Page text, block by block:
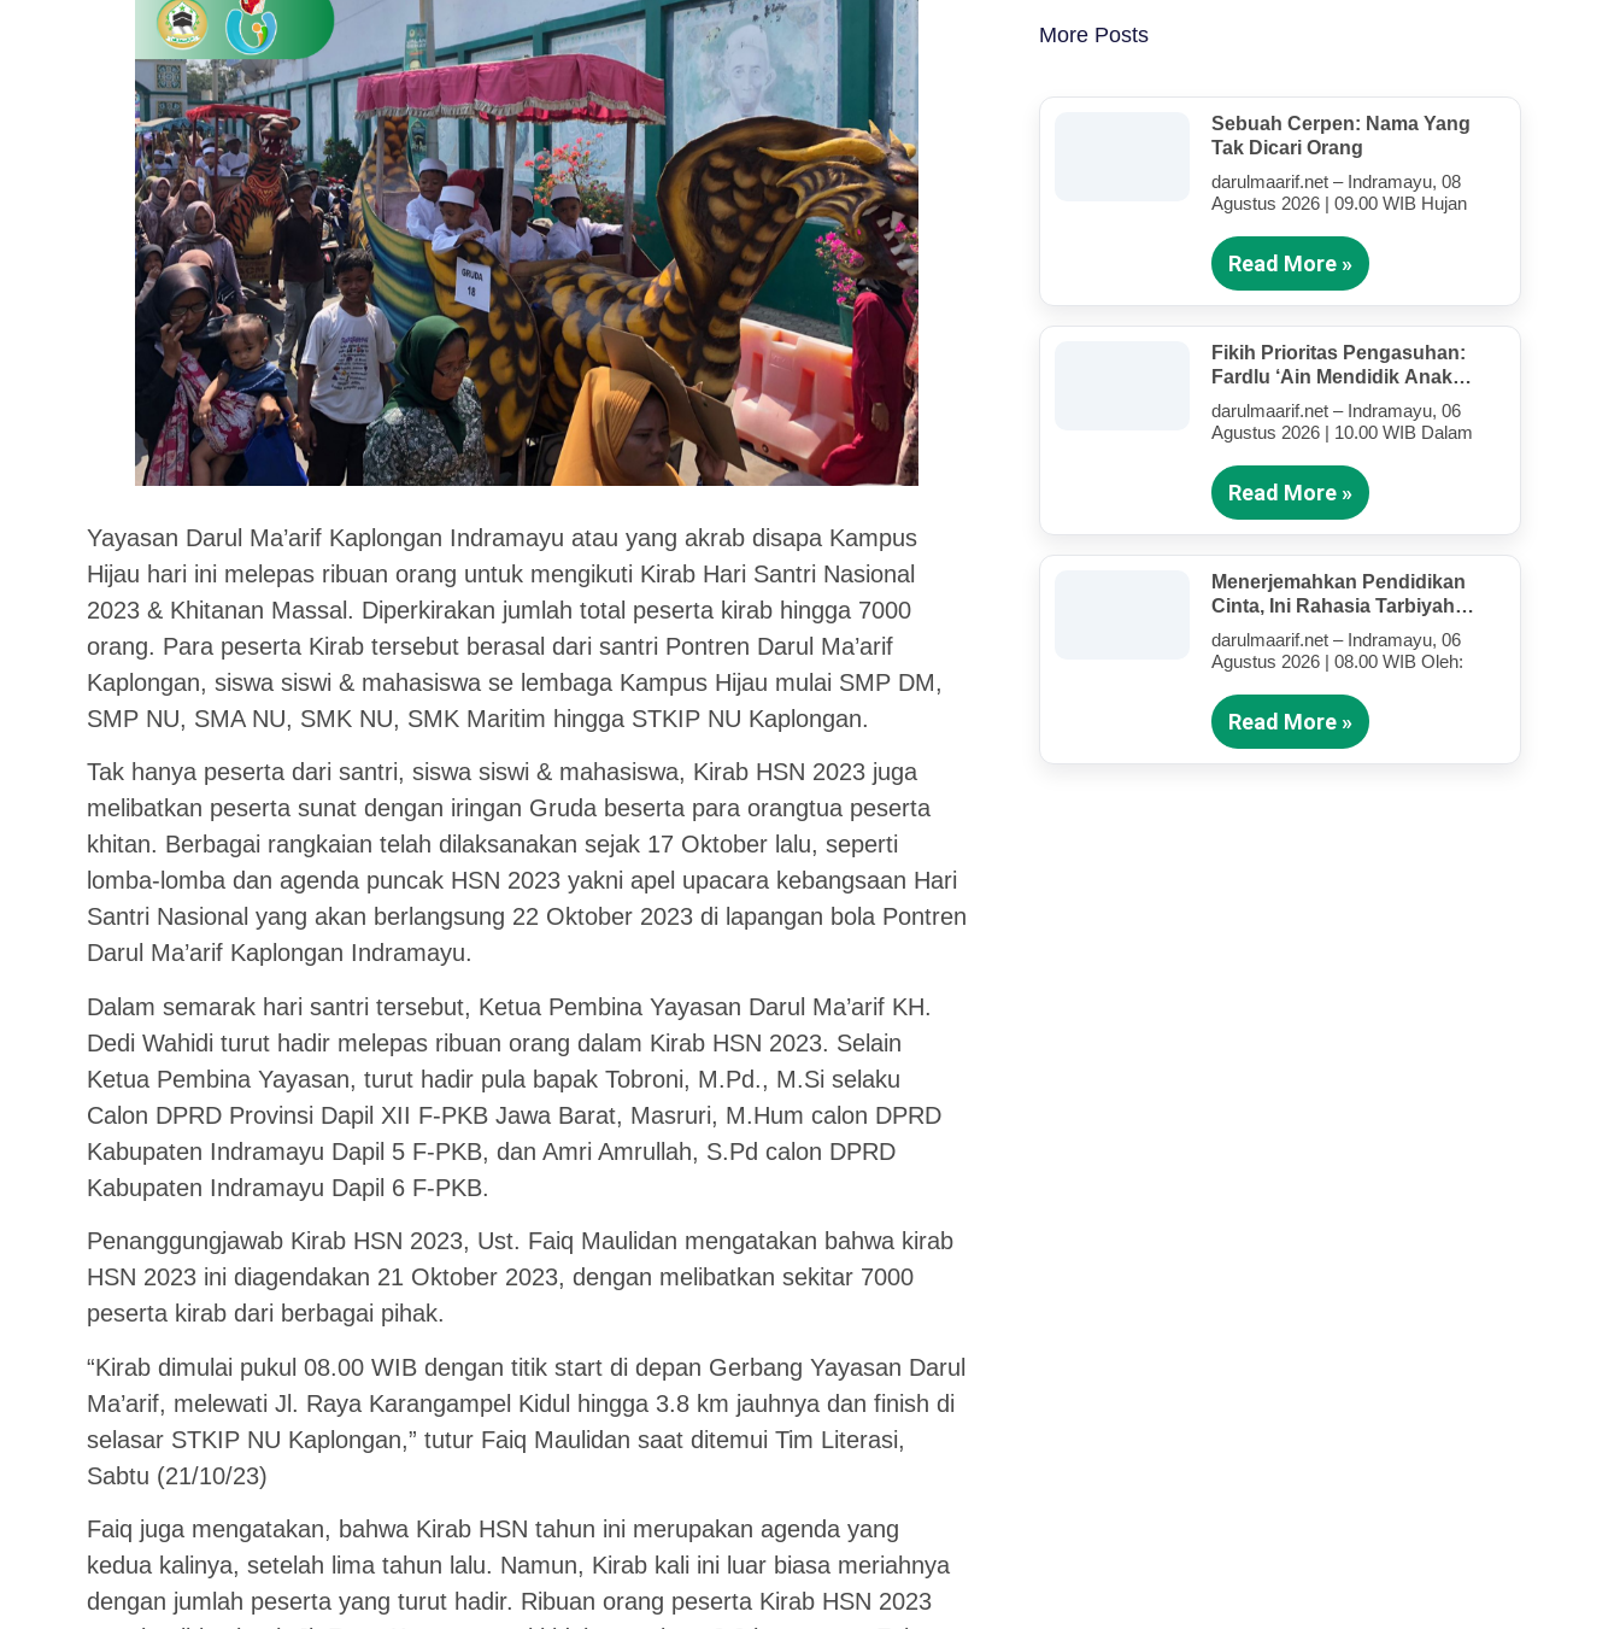
Yayasan Darul Ma’arif Kaplongan Indramayu atau yang akrab disapa Kampus
Hijau hari ini melepas ribuan orang untuk mengikuti Kirab Hari Santri Nasional
2023 & Khitanan Massal. Diperkirakan jumlah total peserta kirab hingga 7000
orang. Para peserta Kirab tersebut berasal dari santri Pontren Darul Ma’arif
Kaplongan, siswa siswi & mahasiswa se lembaga Kampus Hijau mulai SMP DM,
SMP NU, SMA NU, SMK NU, SMK Maritim hingga STKIP NU Kaplongan.
Tak hanya peserta dari santri, siswa siswi & mahasiswa, Kirab HSN 2023 juga
melibatkan peserta sunat dengan iringan Gruda beserta para orangtua peserta
khitan. Berbagai rangkaian telah dilaksanakan sejak 17 Oktober lalu, seperti
lomba-lomba dan agenda puncak HSN 2023 yakni apel upacara kebangsaan Hari
Santri Nasional yang akan berlangsung 22 Oktober 2023 di lapangan bola Pontren
Darul Ma’arif Kaplongan Indramayu.
Dalam semarak hari santri tersebut, Ketua Pembina Yayasan Darul Ma’arif KH.
Dedi Wahidi turut hadir melepas ribuan orang dalam Kirab HSN 2023. Selain
Ketua Pembina Yayasan, turut hadir pula bapak Tobroni, M.Pd., M.Si selaku
Calon DPRD Provinsi Dapil XII F-PKB Jawa Barat, Masruri, M.Hum calon DPRD
Kabupaten Indramayu Dapil 5 F-PKB, dan Amri Amrullah, S.Pd calon DPRD
Kabupaten Indramayu Dapil 6 F-PKB.
Penanggungjawab Kirab HSN 2023, Ust. Faiq Maulidan mengatakan bahwa kirab
HSN 2023 ini diagendakan 21 Oktober 2023, dengan melibatkan sekitar 7000
peserta kirab dari berbagai pihak.
“Kirab dimulai pukul 08.00 WIB dengan titik start di depan Gerbang Yayasan Darul
Ma’arif, melewati Jl. Raya Karangampel Kidul hingga 3.8 km jauhnya dan finish di
selasar STKIP NU Kaplongan,” tutur Faiq Maulidan saat ditemui Tim Literasi,
Sabtu (21/10/23)
Faiq juga mengatakan, bahwa Kirab HSN tahun ini merupakan agenda yang
kedua kalinya, setelah lima tahun lalu. Namun, Kirab kali ini luar biasa meriahnya
dengan jumlah peserta yang turut hadir. Ribuan orang peserta Kirab HSN 2023
More Posts
Sebuah Cerpen: Nama Yang
Tak Dicari Orang
darulmaarif.net – Indramayu, 08
Agustus 2026 | 09.00 WIB Hujan
Read More »
Fikih Prioritas Pengasuhan:
Fardlu ‘Ain Mendidik Anak
Kandung Di Tengah Kesibukan
Mengajar
darulmaarif.net – Indramayu, 06
Agustus 2026 | 10.00 WIB Dalam
Read More »
Menerjemahkan Pendidikan
Cinta, Ini Rahasia Tarbiyah
Rosululloh SAW Bagi Anak-
Anak Yang Terluka (Bagian IV)
darulmaarif.net – Indramayu, 06
Agustus 2026 | 08.00 WIB Oleh:
Read More »